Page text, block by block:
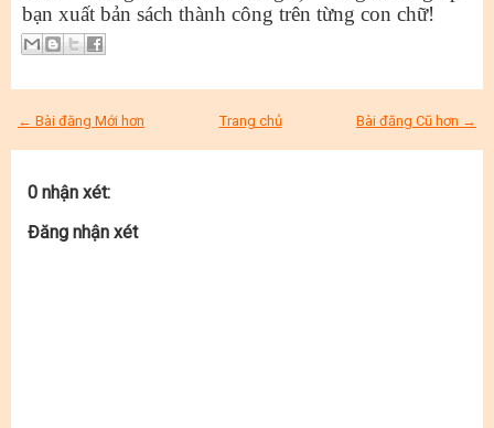
bạn xuất bản sách thành công trên từng con chữ!
← Bài đăng Mới hơn Bài đăng Cũ hơn →
Trang chủ
0 nhận xét:
Đăng nhận xét